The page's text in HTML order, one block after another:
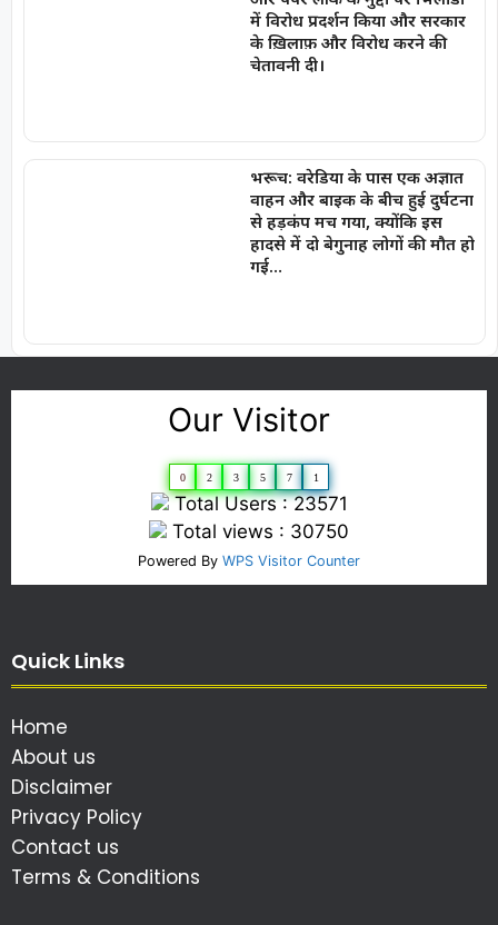
में विरोध प्रदर्शन किया और सरकार
के ख़िलाफ़ और विरोध करने की
चेतावनी दी।
भरूच: वरेडिया के पास एक अज्ञात
वाहन और बाइक के बीच हुई दुर्घटना
से हड़कंप मच गया, क्योंकि इस
हादसे में दो बेगुनाह लोगों की मौत हो
गई…
Our Visitor
0 2 3 5 7 1
Total Users : 23571
Total views : 30750
Powered By WPS Visitor Counter
Quick Links
Home
About us
Disclaimer
Privacy Policy
Contact us
Terms & Conditions